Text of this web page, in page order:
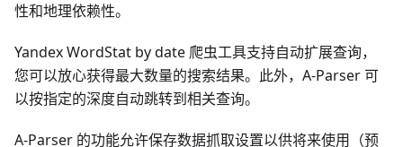
性和地理依赖性。
Yandex WordStat by date 爬虫工具支持自动扩展查询，
您可以放心获得最大数量的搜索结果。此外，A-Parser 可
以按指定的深度自动跳转到相关查询。
A-Parser 的功能允许保存数据抓取设置以供将来使用（预